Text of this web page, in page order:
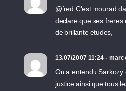
@fred C'est mourad
declare que ses freres
de brillante etudes,
13/07/2007 11:24 -
On a entendu Sarkozy
justice ainsi que tous